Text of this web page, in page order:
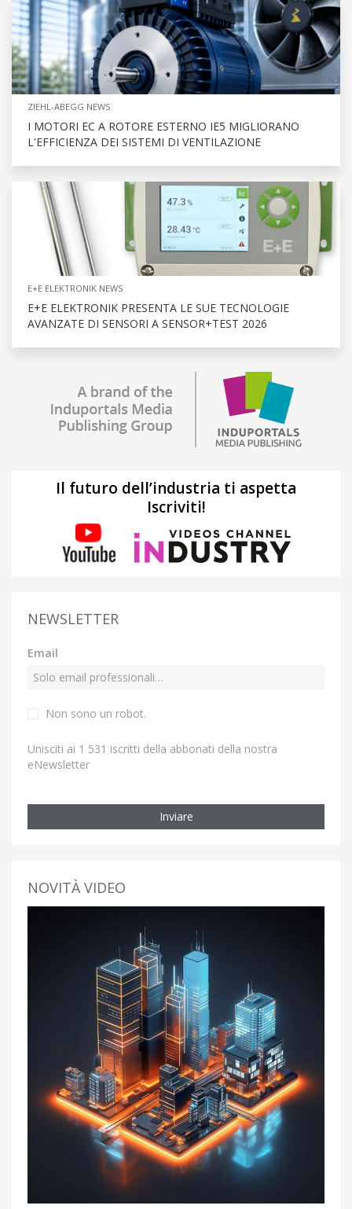
ZIEHL-ABEGG NEWS
I MOTORI EC A ROTORE ESTERNO IE5 MIGLIORANO
L'EFFICIENZA DEI SISTEMI DI VENTILAZIONE
E+E ELEKTRONIK NEWS
E+E ELEKTRONIK PRESENTA LE SUE TECNOLOGIE
AVANZATE DI SENSORI A SENSOR+TEST 2026
Il futuro dell’industria ti aspetta
Iscriviti!
NEWSLETTER
Email
Non sono un robot.
Unisciti ai 1 531 iscritti della abbonati della nostra
eNewsletter
Inviare
NOVITÀ VIDEO